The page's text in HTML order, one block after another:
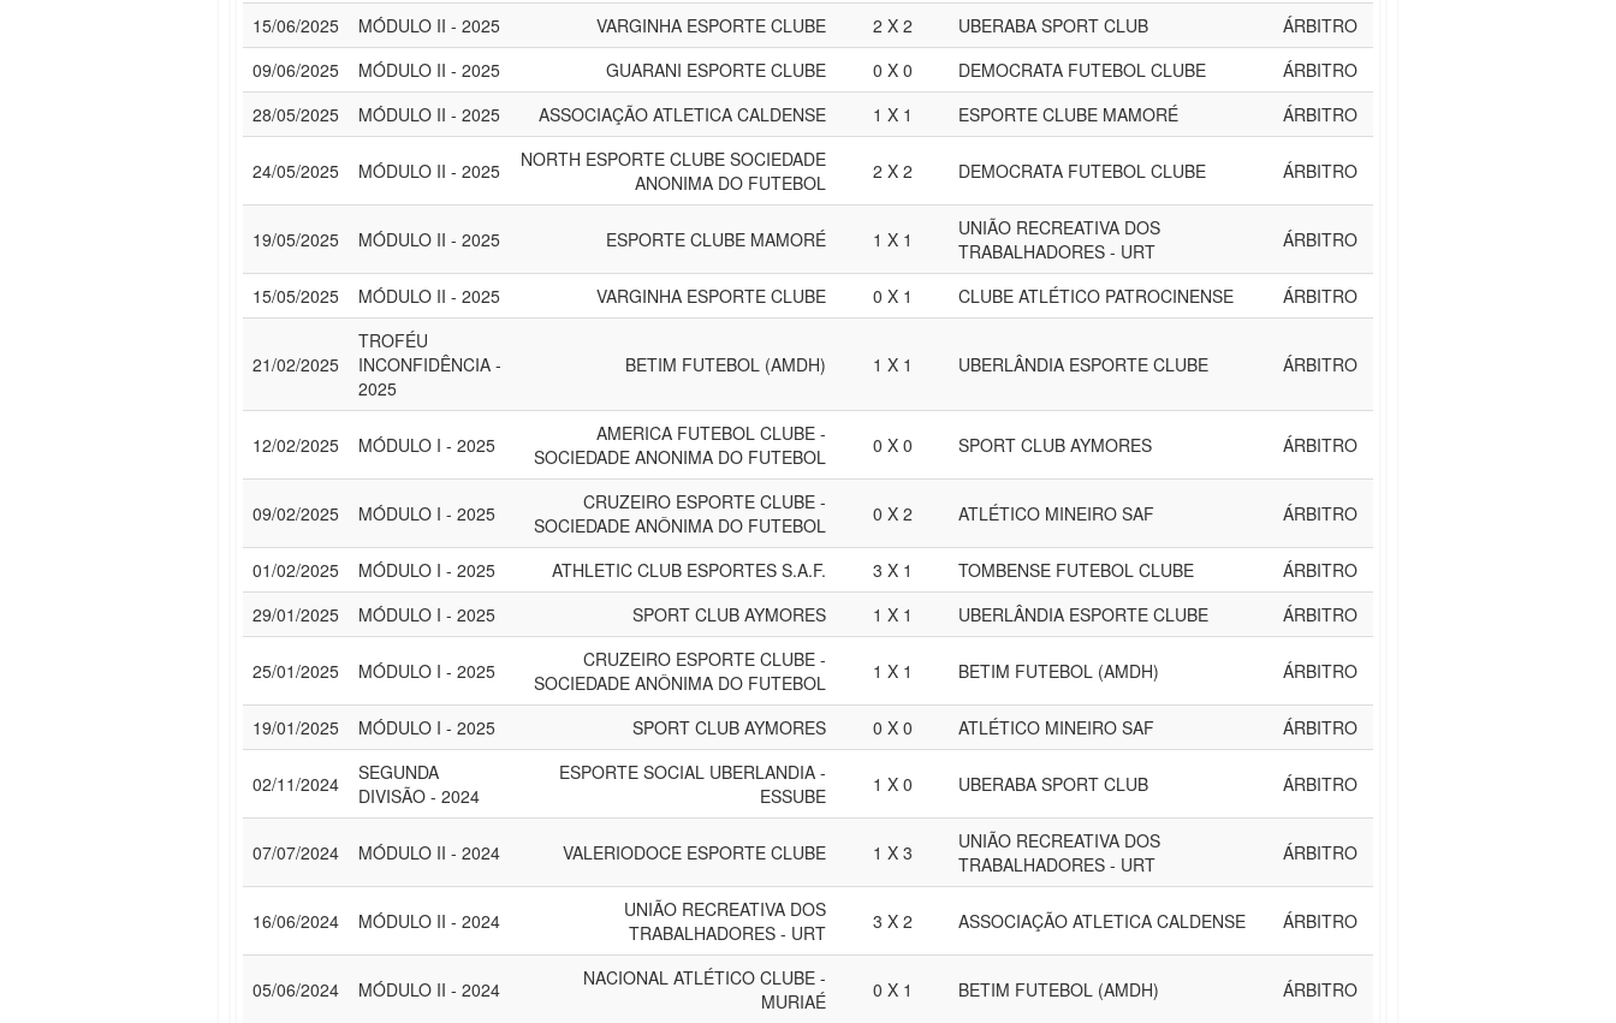
15/06/2025 MÓDULO II - 2025 VARGINHA ESPORTE CLUBE 2 X 2 UBERABA SPORT CLUB
ÁRBITRO
09/06/2025
MÓDULO II - 2025 GUARANI ESPORTE CLUBE 0 X 0 DEMOCRATA FUTEBOL CLUBE
ÁRBITRO
28/05/2025
MÓDULO II - 2025 ASSOCIAÇÃO ATLETICA CALDENSE 1 X 1 ESPORTE CLUBE MAMORÉ ÁRBITRO
24/05/2025 MÓDULO II - 2025
NORTH ESPORTE CLUBE SOCIEDADE
ANONIMA DO FUTEBOL
2 X 2 DEMOCRATA FUTEBOL CLUBE ÁRBITRO
19/05/2025 MÓDULO II - 2025 ESPORTE CLUBE MAMORÉ 1 X 1
UNIÃO RECREATIVA DOS
TRABALHADORES - URT
ÁRBITRO
15/05/2025 MÓDULO II - 2025 VARGINHA ESPORTE CLUBE 0 X 1 CLUBE ATLÉTICO PATROCINENSE ÁRBITRO
21/02/2025
TROFÉU
INCONFIDÊNCIA -
2025
BETIM FUTEBOL (AMDH) 1 X 1 UBERLÂNDIA ESPORTE CLUBE ÁRBITRO
12/02/2025 MÓDULO I - 2025
AMERICA FUTEBOL CLUBE -
SOCIEDADE ANONIMA DO FUTEBOL
0 X 0 SPORT CLUB AYMORES ÁRBITRO
09/02/2025 MÓDULO I - 2025
CRUZEIRO ESPORTE CLUBE -
SOCIEDADE ANÔNIMA DO FUTEBOL
0 X 2 ATLÉTICO MINEIRO SAF ÁRBITRO
01/02/2025 MÓDULO I - 2025 ATHLETIC CLUB ESPORTES S.A.F. 3 X 1 TOMBENSE FUTEBOL CLUBE
ÁRBITRO
29/01/2025
MÓDULO I - 2025 SPORT CLUB AYMORES 1 X 1 UBERLÂNDIA ESPORTE CLUBE ÁRBITRO
25/01/2025 MÓDULO I - 2025
CRUZEIRO ESPORTE CLUBE -
SOCIEDADE ANÔNIMA DO FUTEBOL
1 X 1 BETIM FUTEBOL (AMDH) ÁRBITRO
19/01/2025 MÓDULO I - 2025 SPORT CLUB AYMORES 0 X 0 ATLÉTICO MINEIRO SAF ÁRBITRO
02/11/2024
SEGUNDA
DIVISÃO - 2024
ESPORTE SOCIAL UBERLANDIA -
ESSUBE
1 X 0 UBERABA SPORT CLUB ÁRBITRO
07/07/2024 MÓDULO II - 2024 VALERIODOCE ESPORTE CLUBE 1 X 3
UNIÃO RECREATIVA DOS
TRABALHADORES - URT
ÁRBITRO
16/06/2024 MÓDULO II - 2024
UNIÃO RECREATIVA DOS
TRABALHADORES - URT
3 X 2 ASSOCIAÇÃO ATLETICA CALDENSE ÁRBITRO
05/06/2024 MÓDULO II - 2024
NACIONAL ATLÉTICO CLUBE -
MURIAÉ
0 X 1 BETIM FUTEBOL (AMDH) ÁRBITRO